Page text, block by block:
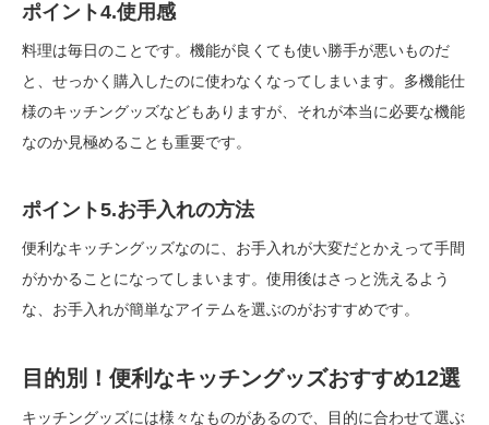
ポイント4.使用感
料理は毎日のことです。機能が良くても使い勝手が悪いものだ
と、せっかく購入したのに使わなくなってしまいます。多機能仕
様のキッチングッズなどもありますが、それが本当に必要な機能
なのか見極めることも重要です。
ポイント5.お手入れの方法
便利なキッチングッズなのに、お手入れが大変だとかえって手間
がかかることになってしまいます。使用後はさっと洗えるよう
な、お手入れが簡単なアイテムを選ぶのがおすすめです。
目的別！便利なキッチングッズおすすめ12選
キッチングッズには様々なものがあるので、目的に合わせて選ぶ